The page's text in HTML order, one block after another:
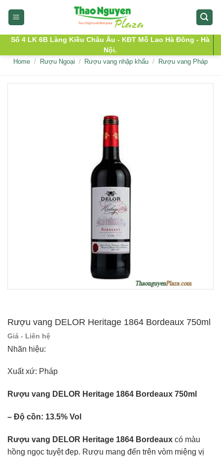
Số 4 LK 6B Làng Kiều Châu Âu - KĐT Mỗ Lao Hà Đông - Hà
Nội.
Home / Rượu Ngoại / Rượu vang nhập khẩu / Rượu vang Pháp
Rượu vang DELOR Heritage 1864 Bordeaux 750ml
Giá - Liên hệ
Nhãn hiệu:
Xuất xứ: Pháp
Rượu vang DELOR Heritage 1864 Bordeaux 750ml
– Độ cồn: 13.5% Vol
Rượu vang DELOR Heritage 1864 Bordeaux có màu
hồng ngọc tuyệt đẹp. Rượu mang đến trên vòm miệng vị